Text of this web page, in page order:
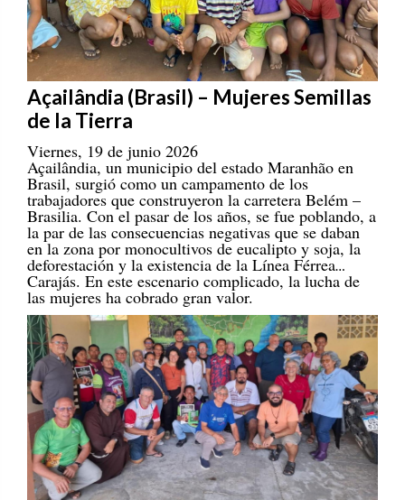
Açailândia (Brasil) – Mujeres Semillas
de la Tierra
Viernes, 19 de junio 2026
Açailândia, un municipio del estado Maranhão en
Brasil, surgió como un campamento de los
trabajadores que construyeron la carretera Belém –
Brasilia. Con el pasar de los años, se fue poblando, a
la par de las consecuencias negativas que se daban
en la zona por monocultivos de eucalipto y soja, la
deforestación y la existencia de la Línea Férrea
Carajás. En este escenario complicado, la lucha de
las mujeres ha cobrado gran valor.